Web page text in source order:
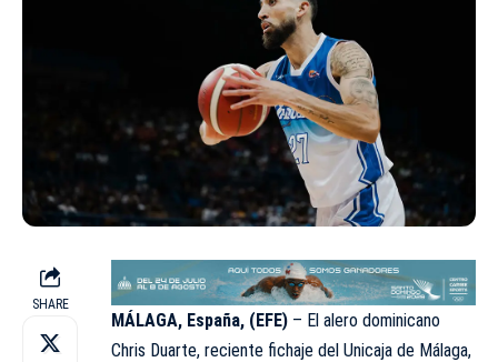
SHARE
MÁLAGA, España, (EFE) – El alero dominicano
Chris Duarte, reciente fichaje del Unicaja de Málaga,